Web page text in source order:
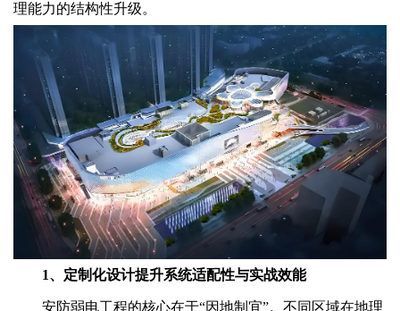
理能力的结构性升级。
1、定制化设计提升系统适配性与实战效能
安防弱电工程的核心在于“因地制宜”。不同区域在地理